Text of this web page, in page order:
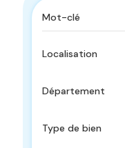
Localisation
Département
Type de bien